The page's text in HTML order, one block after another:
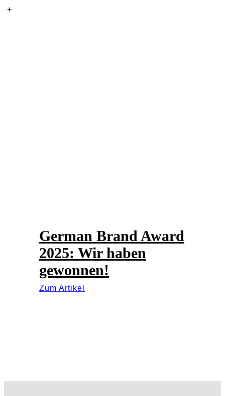
German Brand Award
2025: Wir haben
gewonnen!
Zum Artikel